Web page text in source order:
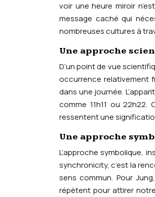
voir une heure miroir
message caché qui
nombreuses cultures à
Une approche
D’un point de vue
occurrence relativement
dans une journée.
comme 11h11 ou
ressentent une
Une approche
L’approche symbolique,
synchronicity, c’est la
sens commun. Pour
répètent pour attirer